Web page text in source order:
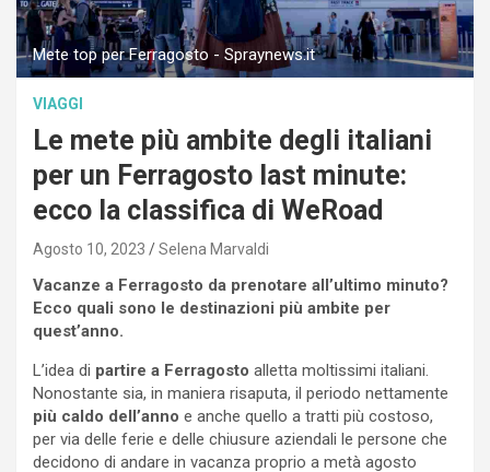
Mete top per Ferragosto - Spraynews.it
VIAGGI
Le mete più ambite degli italiani
per un Ferragosto last minute:
ecco la classifica di WeRoad
Agosto 10, 2023 Selena Marvaldi
Vacanze a Ferragosto da prenotare all’ultimo minuto?
Ecco quali sono le destinazioni più ambite per
quest’anno.
L’idea di partire a Ferragosto alletta moltissimi italiani.
Nonostante sia, in maniera risaputa, il periodo nettamente
più caldo dell’anno e anche quello a tratti più costoso,
per via delle ferie e delle chiusure aziendali le persone che
decidono di andare in vacanza proprio a metà agosto